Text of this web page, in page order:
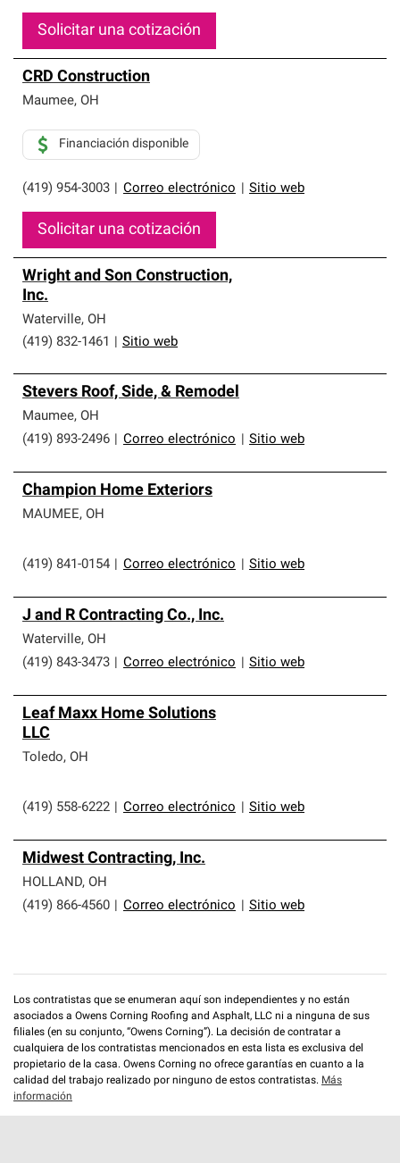
Solicitar una cotización
CRD Construction
Maumee, OH
(419) 954-3003 Correo electrónico Sitio web
Financiación disponible
Solicitar una cotización
Wright and Son Construction,
Inc.
Waterville, OH
(419) 832-1461
Sitio web
Stevers Roof, Side, & Remodel
Maumee, OH
(419) 893-2496
Correo electrónico Sitio web
Champion Home Exteriors
MAUMEE, OH
(419) 841-0154 Correo electrónico Sitio web
J and R Contracting Co., Inc.
Waterville, OH
(419) 843-3473
Correo electrónico Sitio web
Leaf Maxx Home Solutions
LLC
Toledo, OH
(419) 558-6222 Correo electrónico Sitio web
Midwest Contracting, Inc.
HOLLAND, OH
(419) 866-4560
Correo electrónico Sitio web
Los contratistas que se enumeran aquí son independientes y no están
asociados a Owens Corning Roofing and Asphalt, LLC ni a ninguna de sus
filiales (en su conjunto, “Owens Corning”). La decisión de contratar a
cualquiera de los contratistas mencionados en esta lista es exclusiva del
propietario de la casa. Owens Corning no ofrece garantías en cuanto a la
calidad del trabajo realizado por ninguno de estos contratistas. Más
información